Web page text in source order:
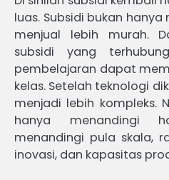
luas. Subsidi bukan
menjual lebih murah.
subsidi yang
pembelajaran dapat
kelas. Setelah teknologi
menjadi lebih kompleks.
hanya menandingi
menandingi pula skala,
inovasi, dan kapasitas